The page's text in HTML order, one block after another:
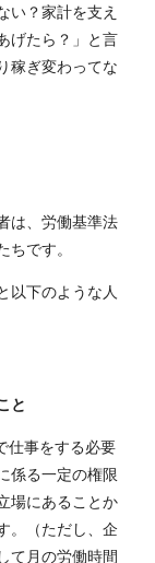
い？家計を支え
げたら？」と言
稼ぎ変わってな
は、労働基準法
です。
以下のような人
と
仕事をする必要
係る一定の権限
場にあることか
。（ただし、企
て月の労働時間